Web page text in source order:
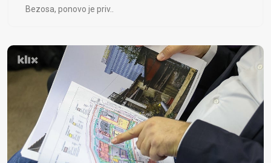
Bezosa, ponovo je priv..